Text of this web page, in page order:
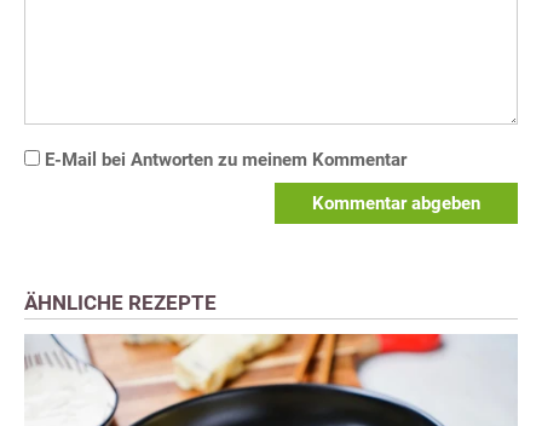
E-Mail bei Antworten zu meinem Kommentar
Kommentar abgeben
ÄHNLICHE REZEPTE